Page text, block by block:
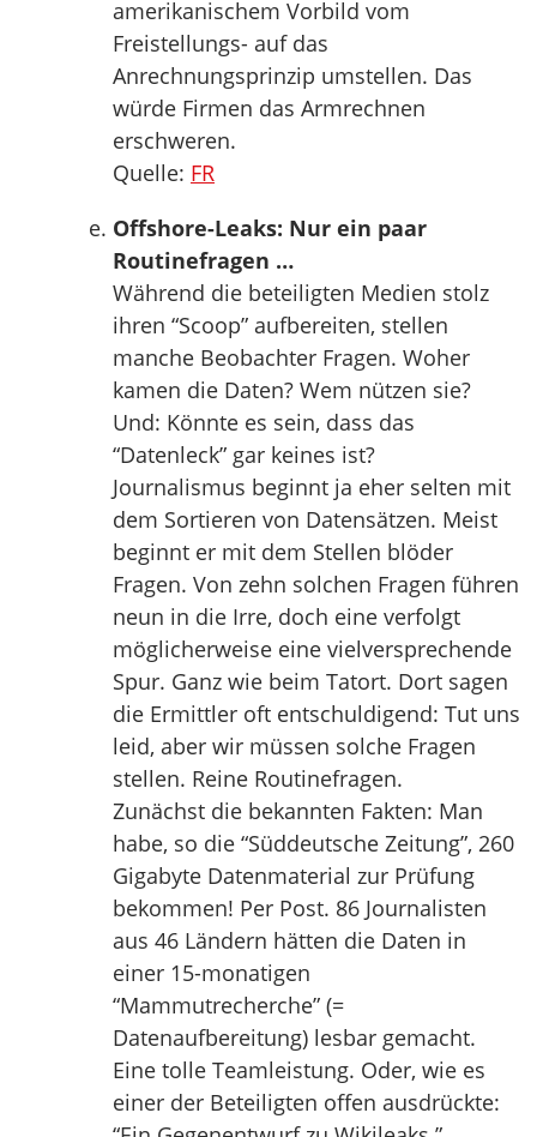
amerikanischem Vorbild vom
Freistellungs- auf das
Anrechnungsprinzip umstellen. Das
würde Firmen das Armrechnen
erschweren.
Quelle: FR
Offshore-Leaks: Nur ein paar
Routinefragen …
Während die beteiligten Medien stolz
ihren “Scoop” aufbereiten, stellen
manche Beobachter Fragen. Woher
kamen die Daten? Wem nützen sie?
Und: Könnte es sein, dass das
“Datenleck” gar keines ist?
Journalismus beginnt ja eher selten mit
dem Sortieren von Datensätzen. Meist
beginnt er mit dem Stellen blöder
Fragen. Von zehn solchen Fragen führen
neun in die Irre, doch eine verfolgt
möglicherweise eine vielversprechende
Spur. Ganz wie beim Tatort. Dort sagen
die Ermittler oft entschuldigend: Tut uns
leid, aber wir müssen solche Fragen
stellen. Reine Routinefragen.
Zunächst die bekannten Fakten: Man
habe, so die “Süddeutsche Zeitung”, 260
Gigabyte Datenmaterial zur Prüfung
bekommen! Per Post. 86 Journalisten
aus 46 Ländern hätten die Daten in
einer 15-monatigen
“Mammutrecherche” (=
Datenaufbereitung) lesbar gemacht.
Eine tolle Teamleistung. Oder, wie es
einer der Beteiligten offen ausdrückte: